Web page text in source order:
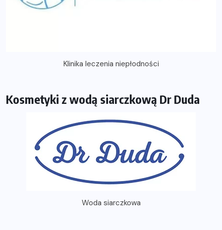
Klinika leczenia niepłodności
Kosmetyki z wodą siarczkową Dr Duda
Woda siarczkowa